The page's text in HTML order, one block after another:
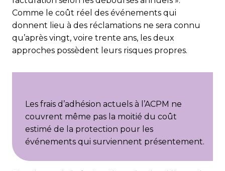
Comme le coût réel des événements qui
donnent lieu à des réclamations ne sera connu
qu’après vingt, voire trente ans, les deux
approches possèdent leurs risques propres.
Les frais d’adhésion actuels à l’ACPM ne
couvrent même pas la moitié du coût
estimé de la protection pour les
événements qui surviennent présentement.